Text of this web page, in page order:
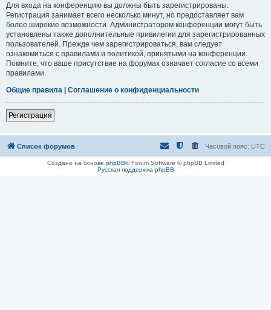
Для входа на конференцию вы должны быть зарегистрированы.
Регистрация занимает всего несколько минут, но предоставляет вам
более широкие возможности. Администратором конференции могут быть
установлены также дополнительные привилегии для зарегистрированных
пользователей. Прежде чем зарегистрироваться, вам следует
ознакомиться с правилами и политикой, принятыми на конференции.
Помните, что ваше присутствие на форумах означает согласие со всеми
правилами.
Общие правила | Соглашение о конфиденциальности
Регистрация
Список форумов Часовой пояс: UTC
Создано на основе phpBB® Forum Software © phpBB Limited
Русская поддержка phpBB